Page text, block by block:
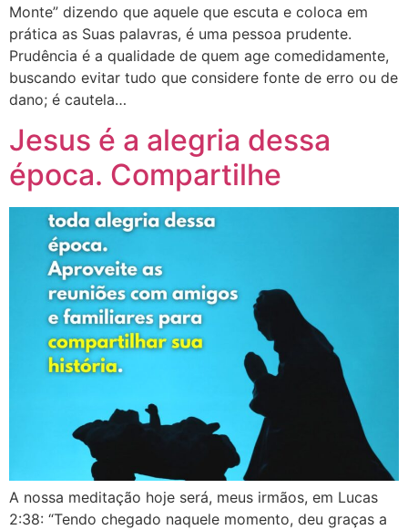
Monte” dizendo que aquele que escuta e coloca em
prática as Suas palavras, é uma pessoa prudente.
Prudência é a qualidade de quem age comedidamente,
buscando evitar tudo que considere fonte de erro ou de
dano; é cautela…
Jesus é a alegria dessa
época. Compartilhe
A nossa meditação hoje será, meus irmãos, em ‭‭Lucas‬
‭2:38‬: “Tendo chegado naquele momento, deu graças a